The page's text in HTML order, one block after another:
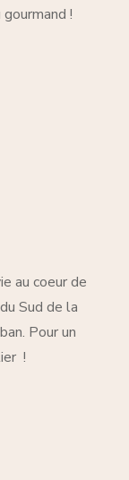
!
au coeur de
Sud de la
Pour un
!